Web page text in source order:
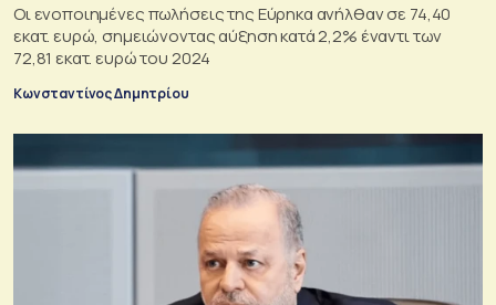
Οι ενοποιημένες πωλήσεις της Εύρηκα ανήλθαν σε 74,40
εκατ. ευρώ, σημειώνοντας αύξηση κατά 2,2% έναντι των
72,81 εκατ. ευρώ του 2024
Κωνσταντίνος Δημητρίου